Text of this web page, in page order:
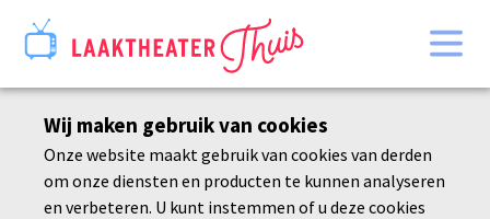
Wij maken gebruik van cookies
Onze website maakt gebruik van cookies van derden
om onze diensten en producten te kunnen analyseren
en verbeteren. U kunt instemmen of u deze cookies
Bekijk alles
Agenda
De schoonheid van de dorre tak